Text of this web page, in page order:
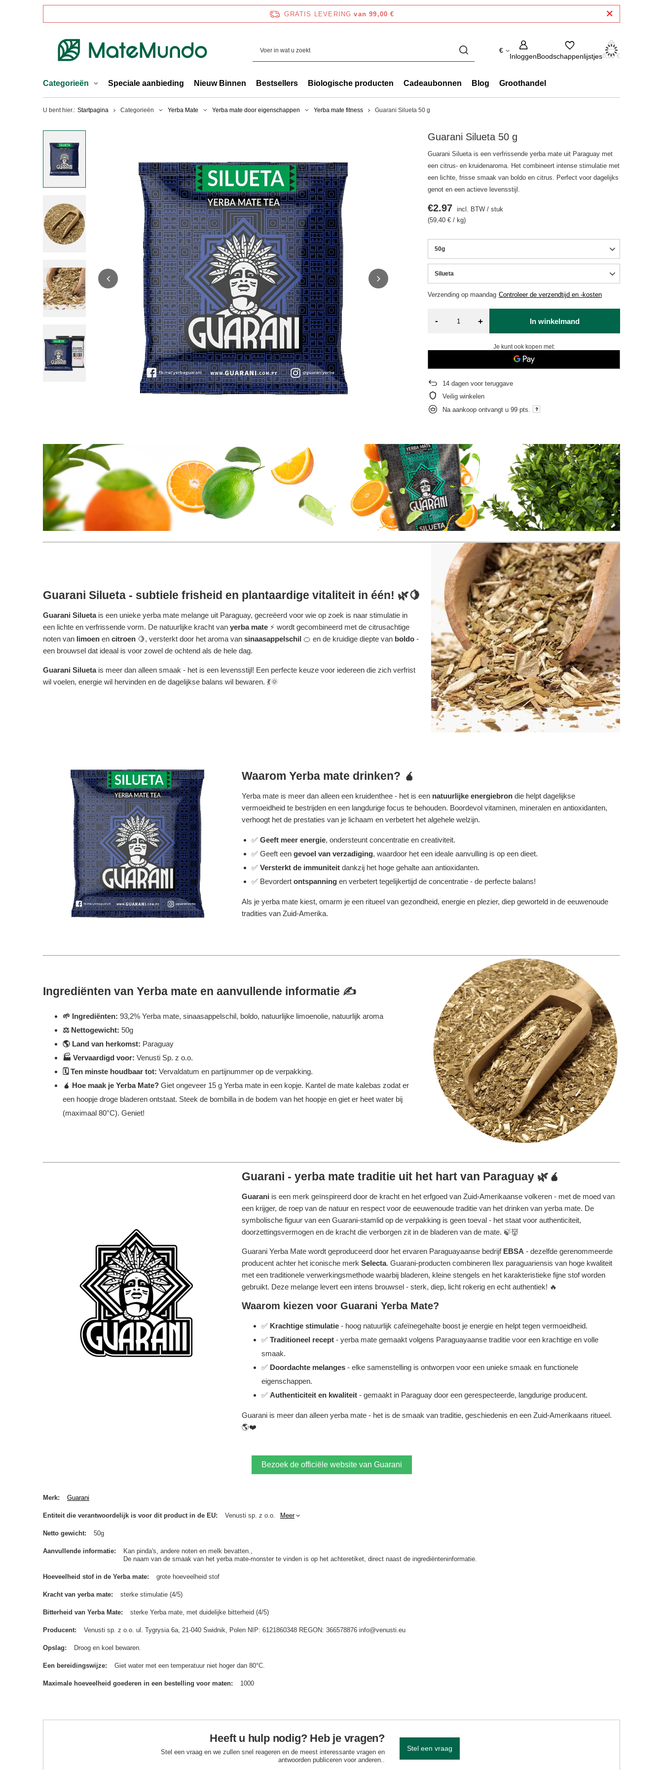
GRATIS LEVERING van 99,00 €
€
InloggenBoodschappenlijstjes0,00 €
Categorieën Speciale aanbieding Nieuw Binnen Bestsellers Biologische producten Cadeaubonnen Blog Groothandel
U bent hier.: Startpagina Categorieën Yerba Mate Yerba mate door eigenschappen Yerba mate fitness Guarani Silueta 50 g
Guarani Silueta 50 g
Guarani Silueta is een verfrissende yerba mate uit Paraguay met
een citrus- en kruidenaroma. Het combineert intense stimulatie met
een lichte, frisse smaak van boldo en citrus. Perfect voor dagelijks
genot en een actieve levensstijl.
50g
Silueta
Verzendingop maandag Controleer de verzendtijd en -kosten
€2.97 incl. BTW /stuk
(59,40 € / kg)
- + In winkelmand
Je kunt ook kopen met:
14 dagen voor teruggave
Veilig winkelen
Na aankoop ontvangt u99 pts.
Guarani Silueta - subtiele frisheid en plantaardige vitaliteit in één! 🌿🍋
Guarani Siluetais een unieke yerba mate melange uit Paraguay, gecreëerd voor wie op zoek is naar stimulatie in
een lichte en verfrissende vorm. De natuurlijke kracht van yerba mate ⚡ wordt gecombineerd met de citrusachtige
noten van limoen en citroen 🍋, versterkt door het aroma van sinaasappelschil 🍊 en de kruidige diepte van boldo -
een brouwsel dat ideaal is voor zowel de ochtend als de hele dag.
Guarani Siluetais meer dan alleen smaak - het is een levensstijl! Een perfecte keuze voor iedereen die zich verfrist
wil voelen, energie wil hervinden en de dagelijkse balans wil bewaren. 💃🌞
Waarom Yerba mate drinken? 🧉
Yerba mate is meer dan alleen een kruidenthee - het is een natuurlijke energiebron die helpt dagelijkse
vermoeidheid te bestrijden en een langdurige focus te behouden. Boordevol vitaminen, mineralen en antioxidanten,
verhoogt het de prestaties van je lichaam en verbetert het algehele welzijn.
✅Geeft meer energie, ondersteunt concentratie en creativiteit.
✅ Geeft eengevoel van verzadiging, waardoor het een ideale aanvulling is op een dieet.
✅Versterkt de immuniteit dankzij het hoge gehalte aan antioxidanten.
✅ Bevordertontspanning en verbetert tegelijkertijd de concentratie - de perfecte balans!
Als je yerba mate kiest, omarm je een ritueel van gezondheid, energie en plezier, diep geworteld in de eeuwenoude
tradities van Zuid-Amerika.
Ingrediënten van Yerba mate en aanvullende informatie ✍️
🌱 Ingrediënten: 93,2% Yerba mate, sinaasappelschil, boldo, natuurlijke limoenolie, natuurlijk aroma
⚖️ Nettogewicht: 50g
🌎 Land van herkomst: Paraguay
🏭 Vervaardigd voor: Venusti Sp. z o.o.
🗓️ Ten minste houdbaar tot: Vervaldatum en partijnummer op de verpakking.
🧉 Hoe maak je Yerba Mate? Giet ongeveer 15 g Yerba mate in een kopje. Kantel de mate kalebas zodat er
een hoopje droge bladeren ontstaat. Steek de bombilla in de bodem van het hoopje en giet er heet water bij
(maximaal 80°C). Geniet!
Guarani - yerba mate traditie uit het hart van Paraguay 🌿🧉
Guarani is een merk geïnspireerd door de kracht en het erfgoed van Zuid-Amerikaanse volkeren - met de moed van
een krijger, de roep van de natuur en respect voor de eeuwenoude traditie van het drinken van yerba mate. De
symbolische figuur van een Guarani-stamlid op de verpakking is geen toeval - het staat voor authenticiteit,
doorzettingsvermogen en de kracht die verborgen zit in de bladeren van de mate. 🍃👹
Guarani Yerba Mate wordt geproduceerd door het ervaren Paraguayaanse bedrijf EBSA - dezelfde gerenommeerde
producent achter het iconische merkSelecta. Guarani-producten combineren Ilex paraguariensis van hoge kwaliteit
met een traditionele verwerkingsmethode waarbij bladeren, kleine stengels en het karakteristieke fijne stof worden
gebruikt. Deze melange levert een intens brouwsel - sterk, diep, licht rokerig en echt authentiek! 🔥
Waarom kiezen voor Guarani Yerba Mate?
✅ Krachtige stimulatie - hoog natuurlijk cafeïnegehalte boost je energie en helpt tegen vermoeidheid.
✅Traditioneel recept - yerba mate gemaakt volgens Paraguayaanse traditie voor een krachtige en volle
smaak.
✅ Doordachte melanges - elke samenstelling is ontworpen voor een unieke smaak en functionele
eigenschappen.
✅Authenticiteit en kwaliteit - gemaakt in Paraguay door een gerespecteerde, langdurige producent.
Guarani is meer dan alleen yerba mate - het is de smaak van traditie, geschiedenis en een Zuid-Amerikaans ritueel.
🌎❤️
Bezoek de officiële website van Guarani
Merk Guarani
Entiteit die verantwoordelijk is voor dit product in de EU Venusti sp. z o.o. Meer
Netto gewicht 50g
Aanvullende informatie
Kan pinda's, andere noten en melk bevatten.
De naam van de smaak van het yerba mate-monster te vinden is op het achteretiket, direct naast de ingrediënteninformatie.
Hoeveelheid stof in de Yerba mate grote hoeveelheid stof
Kracht van yerba mate sterke stimulatie (4/5)
Bitterheid van Yerba Mate sterke Yerba mate, met duidelijke bitterheid (4/5)
Producent Venusti sp. z o.o. ul. Tygrysia 6a, 21-040 Świdnik, Polen NIP: 6121860348 REGON: 366578876 info@venusti.eu
Opslag Droog en koel bewaren.
Een bereidingswijze Giet water met een temperatuur niet hoger dan 80°C.
Maximale hoeveelheid goederen in een bestelling voor maten 1000
Heeft u hulp nodig? Heb je vragen?
Stel een vraag en we zullen snel reageren en de meest interessante vragen en
antwoorden publiceren voor anderen..
Stel een vraag